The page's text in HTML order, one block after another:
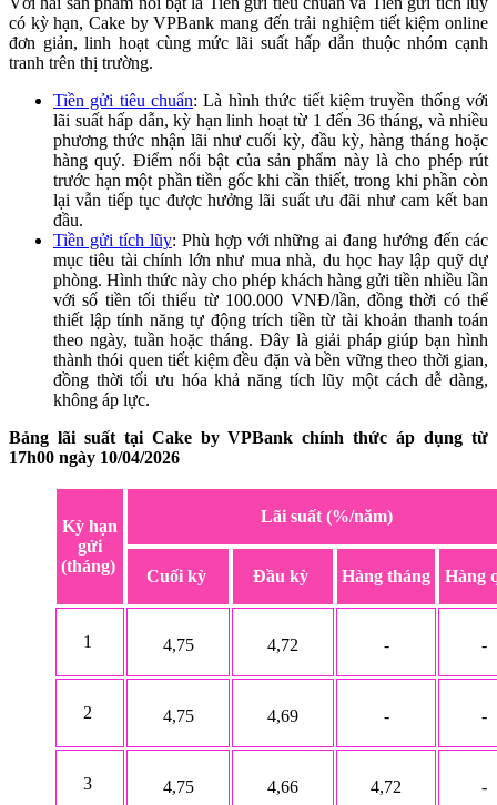
có kỳ hạn, Cake by VPBank mang đến trải nghiệm tiết kiệm online
đơn giản, linh hoạt cùng mức lãi suất hấp dẫn thuộc nhóm cạnh
tranh trên thị trường.
Tiền gửi tiêu chuẩn: Là hình thức tiết kiệm truyền thống với
lãi suất hấp dẫn, kỳ hạn linh hoạt từ 1 đến 36 tháng, và nhiều
phương thức nhận lãi như cuối kỳ, đầu kỳ, hàng tháng hoặc
hàng quý. Điểm nổi bật của sản phẩm này là cho phép rút
trước hạn một phần tiền gốc khi cần thiết, trong khi phần còn
lại vẫn tiếp tục được hưởng lãi suất ưu đãi như cam kết ban
đầu.
Tiền gửi tích lũy: Phù hợp với những ai đang hướng đến các
mục tiêu tài chính lớn như mua nhà, du học hay lập quỹ dự
phòng. Hình thức này cho phép khách hàng gửi tiền nhiều lần
với số tiền tối thiểu từ 100.000 VNĐ/lần, đồng thời có thể
thiết lập tính năng tự động trích tiền từ tài khoản thanh toán
theo ngày, tuần hoặc tháng. Đây là giải pháp giúp bạn hình
thành thói quen tiết kiệm đều đặn và bền vững theo thời gian,
đồng thời tối ưu hóa khả năng tích lũy một cách dễ dàng,
không áp lực.
Bảng lãi suất tại Cake by VPBank chính thức áp dụng từ
17h00 ngày 10/04/2026
Kỳ hạn
gửi
(tháng)
Lãi suất (%/năm)
Cuối kỳ Đầu kỳ Hàng tháng Hàng
1 4,75 4,72 - -
2 4,75 4,69 - -
3 4,75 4,66 4,72 -